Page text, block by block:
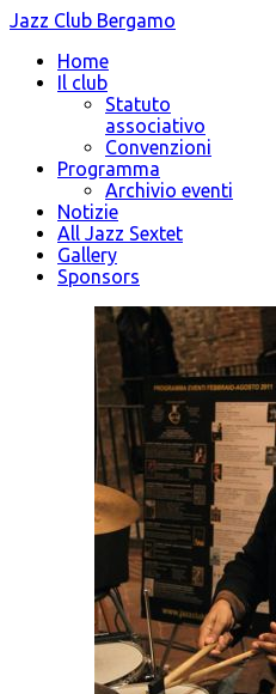
Jazz Club Bergamo
Home
Il club
Statuto
associativo
Convenzioni
Programma
Archivio eventi
Notizie
All Jazz Sextet
Gallery
Sponsors